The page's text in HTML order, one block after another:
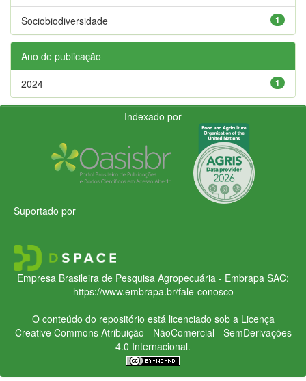
1
Sociobiodiversidade
Ano de publicação
1
2024
Indexado por
Suportado por
Empresa Brasileira de Pesquisa Agropecuária - Embrapa SAC:
https://www.embrapa.br/fale-conosco
O conteúdo do repositório está licenciado sob a Licença
Creative CommonsAtribuição - NãoComercial - SemDerivações
4.0 Internacional.